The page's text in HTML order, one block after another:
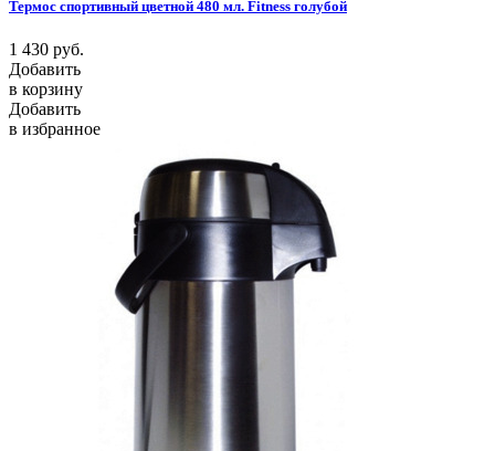
Термос спортивный цветной 480 мл. Fitness голубой
1 430 руб.
Добавить
в корзину
Добавить
в избранное